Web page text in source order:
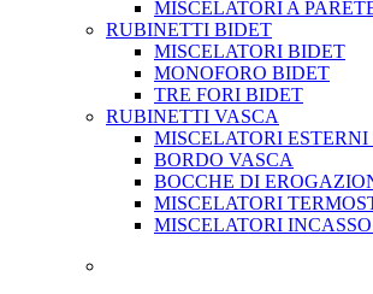
MISCELATORI A
RUBINETTI BIDET
MISCELATORI BIDET
MONOFORO BIDET
TRE FORI BIDET
RUBINETTI VASCA
MISCELATORI ESTERNI
BORDO VASCA
BOCCHE DI
MISCELATORI
MISCELATORI